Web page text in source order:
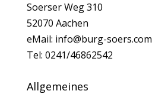
Soerser Weg 310
52070 Aachen
eMail: info@burg-soers.com
Tel: 0241/46862542
Allgemeines